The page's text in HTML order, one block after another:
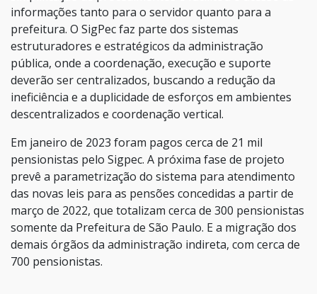
informações tanto para o servidor quanto para a
prefeitura. O SigPec faz parte dos sistemas
estruturadores e estratégicos da administração
pública, onde a coordenação, execução e suporte
deverão ser centralizados, buscando a redução da
ineficiência e a duplicidade de esforços em ambientes
descentralizados e coordenação vertical.
Em janeiro de 2023 foram pagos cerca de 21 mil
pensionistas pelo Sigpec. A próxima fase de projeto
prevê a parametrização do sistema para atendimento
das novas leis para as pensões concedidas a partir de
março de 2022, que totalizam cerca de 300 pensionistas
somente da Prefeitura de São Paulo. E a migração dos
demais órgãos da administração indireta, com cerca de
700 pensionistas.